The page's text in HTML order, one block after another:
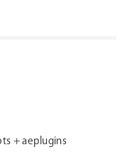
ティングライセン
+ aeplugins